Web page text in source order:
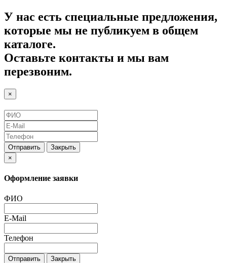
У нас есть специальные предложения,
которые мы не публикуем в общем
каталоге.
Оставьте контакты и мы вам
перезвоним.
×
Отправить
Закрыть
×
Оформление заявки
ФИО
E-Mail
Телефон
Отправить Закрыть